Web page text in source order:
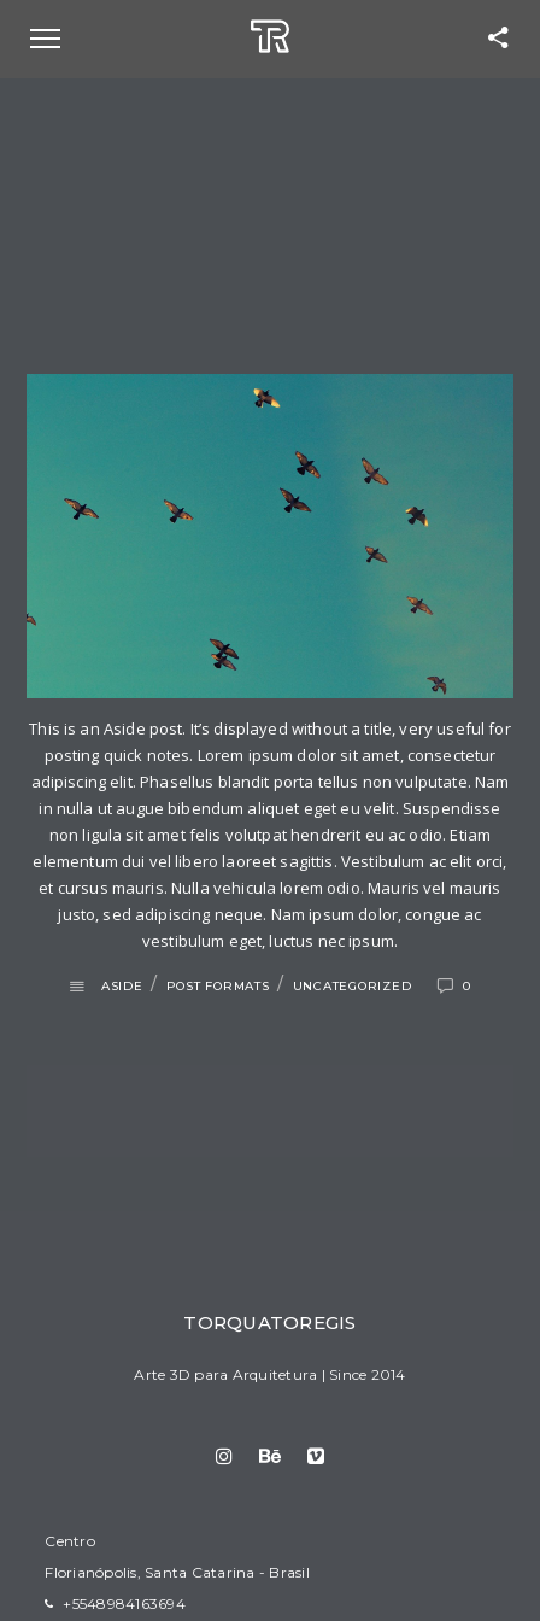
This is an Aside post. It’s displayed without a title, very useful for
posting quick notes. Lorem ipsum dolor sit amet, consectetur
adipiscing elit. Phasellus blandit porta tellus non vulputate. Nam
in nulla ut augue bibendum aliquet eget eu velit. Suspendisse
non ligula sit amet felis volutpat hendrerit eu ac odio. Etiam
elementum dui vel libero laoreet sagittis. Vestibulum ac elit orci,
et cursus mauris. Nulla vehicula lorem odio. Mauris vel mauris
justo, sed adipiscing neque. Nam ipsum dolor, congue ac
vestibulum eget, luctus nec ipsum.
ASIDE / POST FORMATS / UNCATEGORIZED 0
TORQUATOREGIS
Arte 3D para Arquitetura | Since 2014
Centro
Florianópolis, Santa Catarina - Brasil
+5548984163694